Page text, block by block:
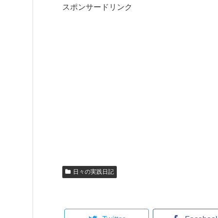
スポンサードリンク
日々の実践日記